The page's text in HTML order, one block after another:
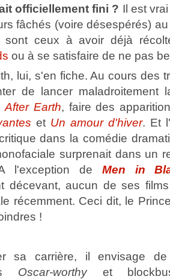
officiellement fini ? Il est
fâchés (voire désespérés)
sont ceux à avoir déjà
ou à se satisfaire de ne pas
lui, s'en fiche. Au cours des
de lancer maladroitement
After Earth, faire des
et Un amour d'hiver. Et
dans la comédie
surprenait dans un
l'exception de Men in
décevant, aucun de ses
récemment. Ceci dit, le
!
sa carrière, il envisage
Oscar-worthyet